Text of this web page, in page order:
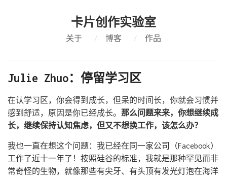
卡片创作实验室
关于 / 博客 / 作品
Julie Zhuo：停留学习区
在认学习区，你会得到成长，但呆的时间长，你就会习惯并
感到舒适，原因是你已经成长。 那么问题来来，你想继续成
长，继续保持认知焦虑，但又不想换工作，该怎么办？
我也一直在想这个问题：我已经在同一家公司（Facebook）
工作了近十一年了！按照硅谷的标准，我就是那种罕见而非
常奇怪的生物，就像那些有尖牙、有头顶有发光灯泡在海洋